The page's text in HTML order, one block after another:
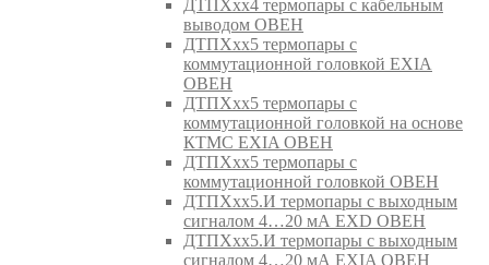
ДТПХхх4 термопары с кабельным
выводом ОВЕН
ДТПХхх5 термопары с
коммутационной головкой EXIA
ОВЕН
ДТПХхх5 термопары с
коммутационной головкой на основе
КТМС EXIA ОВЕН
ДТПХхх5 термопары с
коммутационной головкой ОВЕН
ДТПХхх5.И термопары с выходным
сигналом 4…20 мА EXD ОВЕН
ДТПХхх5.И термопары с выходным
сигналом 4…20 мА EXIA ОВЕН